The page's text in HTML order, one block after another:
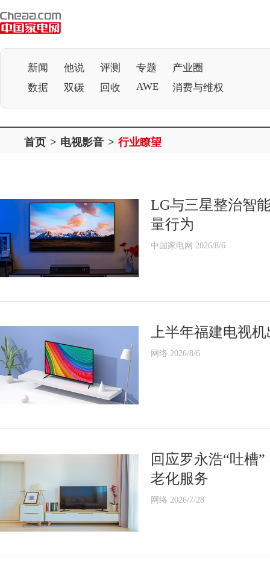
新闻 他说 评测 专题
产业圈
数据
双碳 回收 AWE 消费与维权
首页 > 电视影音 > 行业瞭望
LG与三星整治智
量行为
中国家电网 2026/8/6
上半年福建电视
网络 2026/8/6
回应罗永浩“吐槽
老化服务
网络 2026/7/28